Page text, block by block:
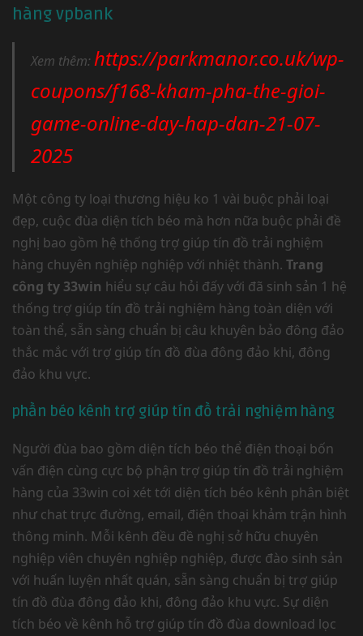
hàng vpbank
Xem thêm: https://parkmanor.co.uk/wp-
coupons/f168-kham-pha-the-gioi-
game-online-day-hap-dan-21-07-
2025
Một công ty loại thương hiệu ko 1 vài buộc phải loại
đẹp, cuộc đùa diện tích béo mà hơn nữa buộc phải đề
nghị bao gồm hệ thống trợ giúp tín đồ trải nghiệm
hàng chuyên nghiệp nghiệp với nhiệt thành. Trang
công ty 33win hiểu sự câu hỏi đấy với đã sinh sản 1 hệ
thống trợ giúp tín đồ trải nghiệm hàng toàn diện với
toàn thể, sẵn sàng chuẩn bị câu khuyên bảo đông đảo
thắc mắc với trợ giúp tín đồ đùa đông đảo khi, đông
đảo khu vực.
phần béo kênh trợ giúp tín đồ trải nghiệm hàng
Người đùa bao gồm diện tích béo thể điện thoại bốn
vấn điện cùng cực bộ phận trợ giúp tín đồ trải nghiệm
hàng của 33win coi xét tới diện tích béo kênh phân biệt
như chat trực đường, email, điện thoại khảm trận hình
thông minh. Mỗi kênh đều đề nghị sở hữu chuyên
nghiệp viên chuyên nghiệp nghiệp, được đào sinh sản
với huấn luyện nhất quán, sẵn sàng chuẩn bị trợ giúp
tín đồ đùa đông đảo khi, đông đảo khu vực. Sự diện
tích béo về kênh hỗ trợ giúp tín đồ đùa download lọc